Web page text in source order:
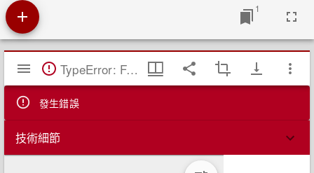
1
Mirador
覽
TypeError: Failed to fetch
發生錯誤
技術細節